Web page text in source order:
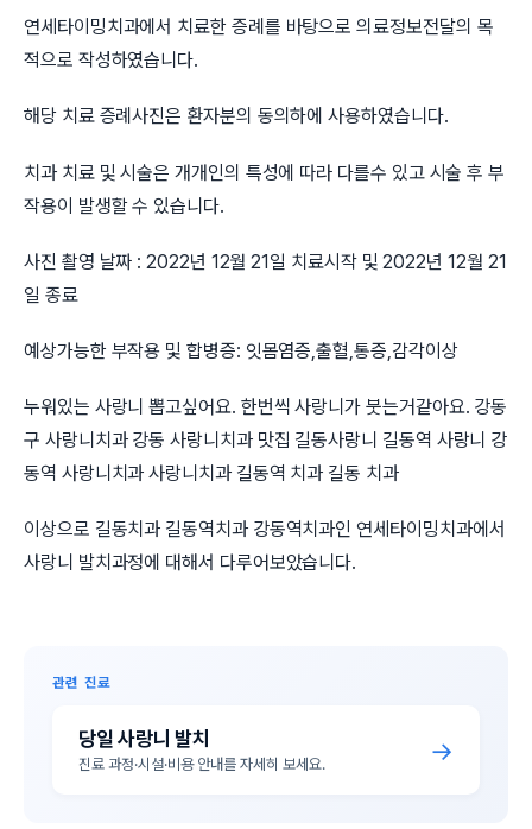
연세타이밍치과에서 치료한 증례를 바탕으로 의료정보전달의 목
적으로 작성하였습니다.
해당 치료 증례사진은 환자분의 동의하에 사용하였습니다.
치과 치료 및 시술은 개개인의 특성에 따라 다를수 있고 시술 후 부
작용이 발생할 수 있습니다.
사진 촬영 날짜 : 2022년 12월 21일 치료시작 및 2022년 12월 21
일 종료
예상가능한 부작용 및 합병증: 잇몸염증,출혈,통증,감각이상
누워있는 사랑니 뽑고싶어요. 한번씩 사랑니가 붓는거같아요. 강동
구 사랑니치과 강동 사랑니치과 맛집 길동사랑니 길동역 사랑니 강
동역 사랑니치과 사랑니치과 길동역 치과 길동 치과
이상으로 길동치과 길동역치과 강동역치과인 연세타이밍치과에서
사랑니 발치과정에 대해서 다루어보았습니다.
관련 진료
당일 사랑니 발치
진료 과정·시설·비용 안내를 자세히 보세요. →